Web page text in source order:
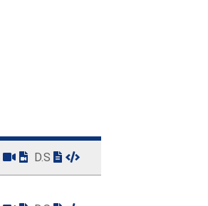
D.S